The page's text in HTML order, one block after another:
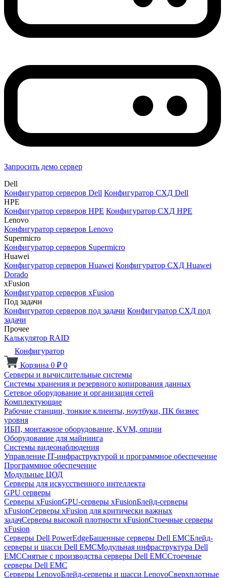
Запросить демо сервер
Dell
Конфигуратор серверов Dell Конфигуратор СХД Dell
HPE
Конфигуратор серверов HPE Конфигуратор СХД HPE
Lenovo
Конфигуратор серверов Lenovo
Supermicro
Конфигуратор серверов Supermicro
Huawei
Конфигуратор серверов Huawei Конфигуратор СХД Huawei
Dorado
xFusion
Конфигуратор серверов xFusion
Под задачи
Конфигуратор серверов под задачи Конфигуратор СХД под
задачи
Прочее
Калькулятор RAID
Конфигуратор
Корзина 0 ₽ 0
Серверы и вычислительные системы
Системы хранения и резервного копирования данных
Сетевое оборудование и организация сетей
Комплектующие
Рабочие станции, тонкие клиенты, ноутбуки, ПК бизнес
уровня
ИБП, монтажное оборудование, KVM, опции
Оборудование для майнинга
Системы видеонаблюдения
Управление IT-инфраструктурой и программное обеспечение
Программное обеспечение
Модульные ЦОД
Серверы для искусственного интеллекта
GPU серверы
Серверы xFusionGPU-серверы xFusionБлейд-серверы
xFusionСерверы xFusion для критически важных
задачСерверы высокой плотности xFusionСтоечные серверы
xFusion
Серверы Dell PowerEdgeБашенные серверы Dell EMCБлейд-
серверы и шасси Dell EMCМодульная инфраструктура Dell
EMCСнятые с производства серверы Dell EMCСтоечные
серверы Dell EMC
Серверы LenovoБлейд-серверы и шасси LenovoСверхплотные